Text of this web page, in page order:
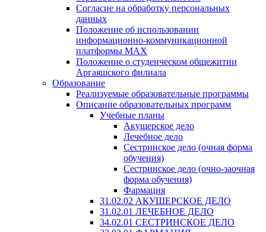
Согласие на обработку персональных
данных
Положение об использовании
информационно-коммуникационной
платформы MAX
Положение о студенческом общежитии
Аргаяшского филиала
Образование
Реализуемые образовательные программы
Описание образовательных программ
Учебные планы
Акушерское дело
Лечебное дело
Сестринское дело (очная форма
обучения)
Сестринское дело (очно-заочная
форма обучения)
Фармация
31.02.02 АКУШЕРСКОЕ ДЕЛО
31.02.01 ЛЕЧЕБНОЕ ДЕЛО
34.02.01 СЕСТРИНСКОЕ ДЕЛО